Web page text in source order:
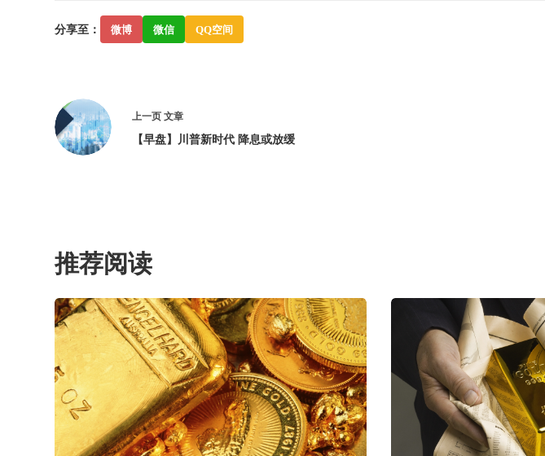
分享至： 微博 微信 QQ空间
上一页文章
【早盘】川普新时代 降息或放缓
推荐阅读